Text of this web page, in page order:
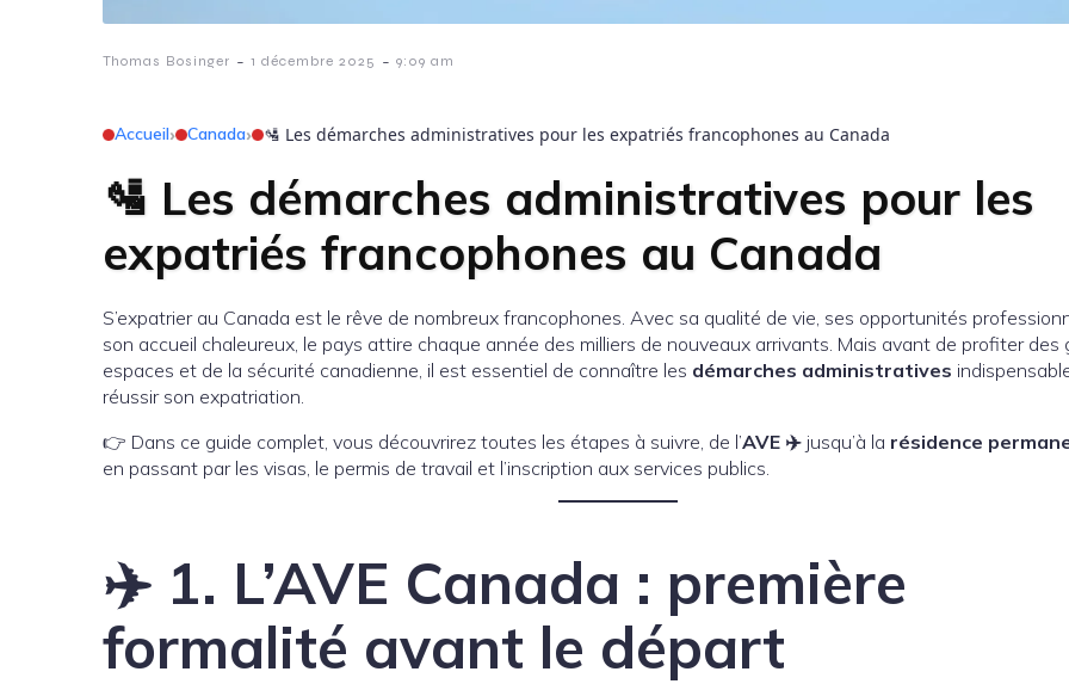
Thomas Bosinger - 1 décembre 2025 - 9:09 am
Accueil› Canada› 🛂 Les démarches administratives pour les expatriés francophones au Canada
🛂 Les démarches administratives pour les
expatriés francophones au Canada
S’expatrier au Canada est le rêve de nombreux francophones. Avec sa qualité de vie, ses opportunités
son accueil chaleureux, le pays attire chaque année des milliers de nouveaux arrivants. Mais avant de profiter des
espaces et de la sécurité canadienne, il est essentiel de connaître les démarches administratives
réussir son expatriation.
👉 Dans ce guide complet, vous découvrirez toutes les étapes à suivre, de l’AVE ✈️ jusqu’à la résidence
en passant par les visas, le permis de travail et l’inscription aux services publics.
✈️ 1. L’AVE Canada : première
formalité avant le départ